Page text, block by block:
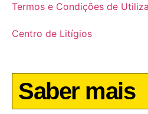
Termos e Condições de
Centro de Litígios
Saber mais